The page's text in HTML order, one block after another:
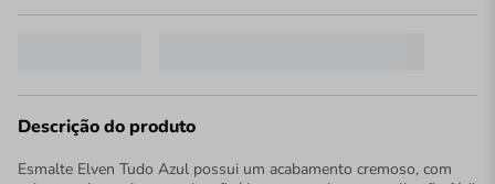
Descrição do produto
Esmalte Elven Tudo Azul possui um acabamento cremoso, com